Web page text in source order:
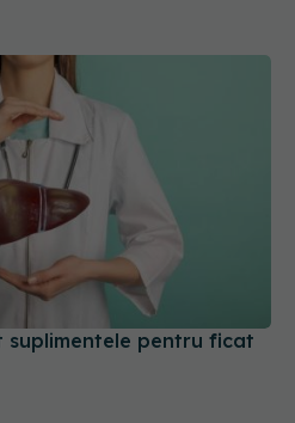
suplimentele pentru ficat